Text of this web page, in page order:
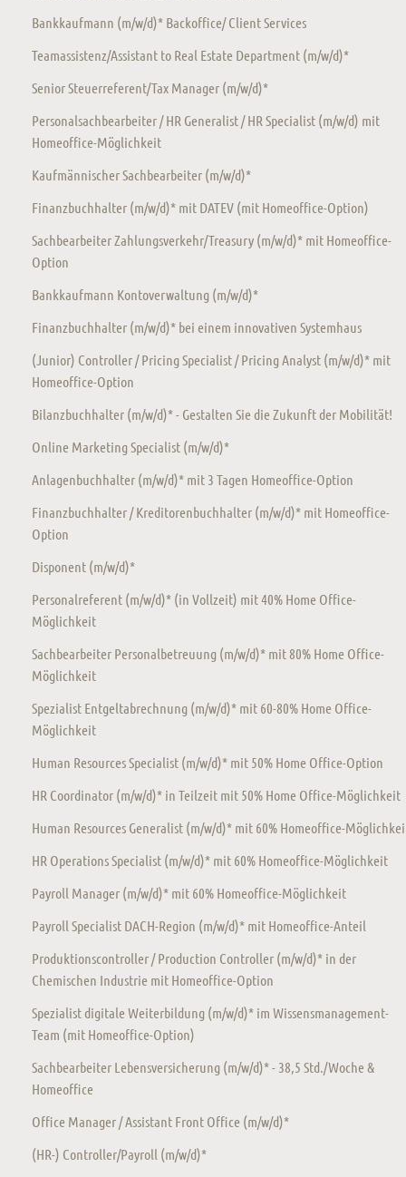
Bankkaufmann (m/w/d)* Backoffice/ Client Services
Teamassistenz/Assistant to Real Estate Department (m/w/d)*
Senior Steuerreferent/Tax Manager (m/w/d)*
Personalsachbearbeiter / HR Generalist / HR Specialist (m/w/d) mit
Homeoffice-Möglichkeit
Kaufmännischer Sachbearbeiter (m/w/d)*
Finanzbuchhalter (m/w/d)* mit DATEV (mit Homeoffice-Option)
Sachbearbeiter Zahlungsverkehr/Treasury (m/w/d)* mit Homeoffice-
Option
Bankkaufmann Kontoverwaltung (m/w/d)*
Finanzbuchhalter (m/w/d)* bei einem innovativen Systemhaus
(Junior) Controller / Pricing Specialist / Pricing Analyst (m/w/d)* mit
Homeoffice-Option
Bilanzbuchhalter (m/w/d)* - Gestalten Sie die Zukunft der Mobilität!
Online Marketing Specialist (m/w/d)*
Anlagenbuchhalter (m/w/d)* mit 3 Tagen Homeoffice-Option
Finanzbuchhalter / Kreditorenbuchhalter (m/w/d)* mit Homeoffice-
Option
Disponent (m/w/d)*
Personalreferent (m/w/d)* (in Vollzeit) mit 40% Home Office-
Möglichkeit
Sachbearbeiter Personalbetreuung (m/w/d)* mit 80% Home Office-
Möglichkeit
Spezialist Entgeltabrechnung (m/w/d)* mit 60-80% Home Office-
Möglichkeit
Human Resources Specialist (m/w/d)* mit 50% Home Office-Option
HR Coordinator (m/w/d)* in Teilzeit mit 50% Home Office-Möglichkeit
Human Resources Generalist (m/w/d)* mit 60% Homeoffice-
HR Operations Specialist (m/w/d)* mit 60% Homeoffice-Möglichkeit
Payroll Manager (m/w/d)* mit 60% Homeoffice-Möglichkeit
Payroll Specialist DACH-Region (m/w/d)* mit Homeoffice-Anteil
Produktionscontroller / Production Controller (m/w/d)* in der
Chemischen Industrie mit Homeoffice-Option
Spezialist digitale Weiterbildung (m/w/d)* im Wissensmanagement-
Team (mit Homeoffice-Option)
Sachbearbeiter Lebensversicherung (m/w/d)* - 38,5 Std./Woche &
Homeoffice
Office Manager / Assistant Front Office (m/w/d)*
(HR-) Controller/Payroll (m/w/d)*